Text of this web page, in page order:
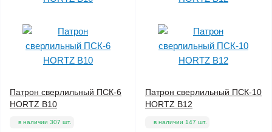
Патрон сверлильный ПСК-6
HORTZ В10
в наличии 307 шт.
Патрон сверлильный ПСК-10
HORTZ В12
в наличии 147 шт.